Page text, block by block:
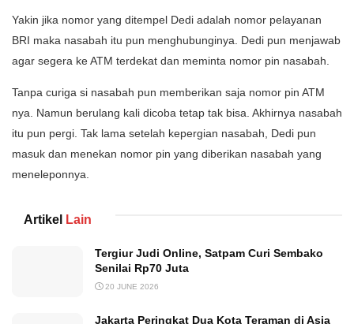
Yakin jika nomor yang ditempel Dedi adalah nomor pelayanan
BRI maka nasabah itu pun menghubunginya. Dedi pun menjawab
agar segera ke ATM terdekat dan meminta nomor pin nasabah.
Tanpa curiga si nasabah pun memberikan saja nomor pin ATM
nya. Namun berulang kali dicoba tetap tak bisa. Akhirnya nasabah
itu pun pergi. Tak lama setelah kepergian nasabah, Dedi pun
masuk dan menekan nomor pin yang diberikan nasabah yang
meneleponnya.
Artikel Lain
Tergiur Judi Online, Satpam Curi Sembako
Senilai Rp70 Juta
20 JUNE 2026
Jakarta Peringkat Dua Kota Teraman di Asia